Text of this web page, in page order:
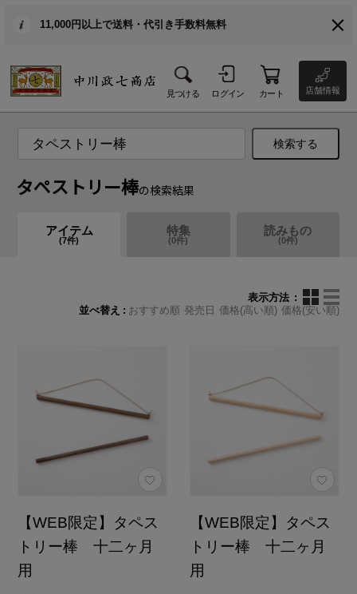
11,000円以上で送料・代引き手数料無料
見つける ログイン カート 店舗情報
検索する
タペストリー棒の検索結果
アイテム
(7件)
特集
(0件)
読みもの
(0件)
表示方法
並べ替え
おすすめ順 発売日 価格(高い順) 価格(安い順)
【WEB限定】タペス
トリー棒 十二ヶ月
用
【WEB限定】タペス
トリー棒 十二ヶ月
用